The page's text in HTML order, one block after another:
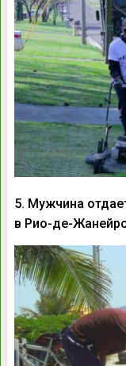
5. Мужчина
в Рио-де-